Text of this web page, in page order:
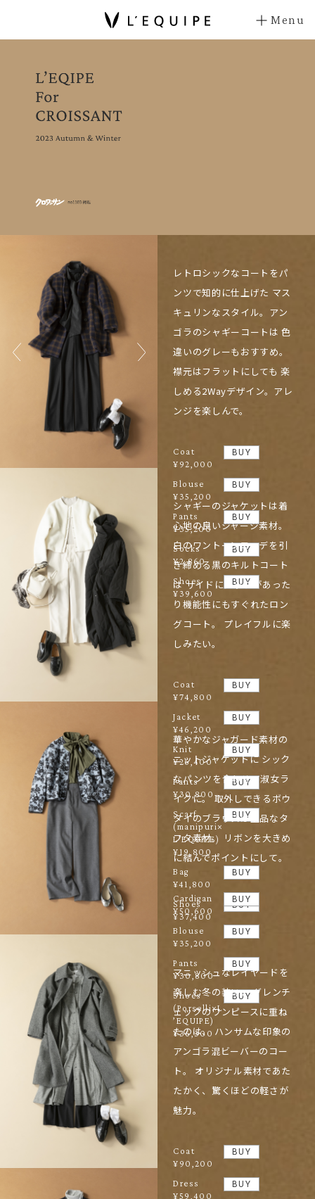
Menu
レトロシックなコートをパ
ンツで知的に仕上げた マス
キュリンなスタイル。アン
ゴラのシャギーコートは 色
違いのグレーもおすすめ。
襟元はフラットにしても 楽
しめる2Wayデザイン。アレ
ンジを楽しんで。
Coat
¥92,000
BUY
Blouse
¥35,200
BUY
Pants
¥35,200
BUY
Socks
¥2,860
BUY
Shoes
¥39,600
BUY
シャギーのジャケットは着
心地の良いジャージ素材。
白のワントーンコーデを引
き締める黒のキルトコート
は サイドにジップがあった
り機能性にもすぐれたロン
グコート。 プレイフルに楽
しみたい。
Coat
¥74,800
BUY
Jacket
¥46,200
BUY
Knit
¥26,400
BUY
Pants
¥30,800
BUY
Scarf
(manipuri×
L’EQUIPE)
¥19,800
BUY
Bag
¥41,800
BUY
Shoes
¥37,400
BUY
華やかなジャガード素材の
ニットジャケットに シック
なパンツを合わせて淑女ラ
イクに。 取外しできるボウ
タイのブラウスは上品なタ
フタ素材。 リボンを大きめ
に結んでポイントにして。
Cardigan
¥50,600
BUY
Blouse
¥35,200
BUY
Pants
¥30,800
BUY
Shoes
(Porselli×L
’EQUIPE)
¥36,300
BUY
マニッシュなレイヤードを
楽しむ冬の装い。 グレンチ
ェックのワンピースに重ね
たのは、 ハンサムな印象の
アンゴラ混ビーバーのコー
ト。 オリジナル素材であた
たかく、驚くほどの軽さが
魅力。
Coat
¥90,200
BUY
Dress
¥59,400
BUY